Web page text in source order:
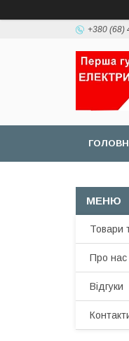
+380 (68)
Товари
Про нас
Відгуки